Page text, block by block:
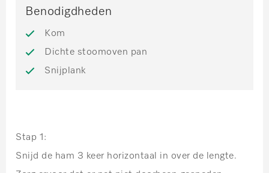
Benodigdheden
Kom
Dichte stoomoven pan
Snijplank
Stap 1:
Snijd de ham 3 keer horizontaal in over de lengte.